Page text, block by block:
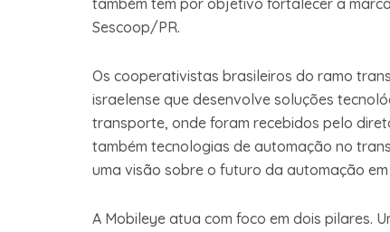
também têm por objetivo fortalecer a
Sescoop/PR.
Os cooperativistas brasileiros do ramo
israelense que desenvolve soluções
transporte, onde foram recebidos pelo
também tecnologias de automação no
uma visão sobre o futuro da automação
A Mobileye atua com foco em dois pilares.